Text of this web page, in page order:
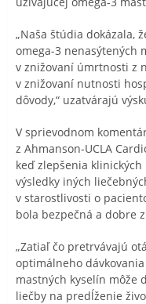
„Naša štúdia dokázala,
omega-3 nenasýtených
v znižovaní úmrtnosti z
v znižovaní nutnosti
dôvody,“ uzatvárajú
V sprievodnom
z Ahmanson-UCLA
keď zlepšenia
výsledky iných
v starostlivosti o
bola bezpečná a dobre
„Zatiaľ čo pretrvávajú
optimálneho
mastných kyselín môže
liečby na predĺženie